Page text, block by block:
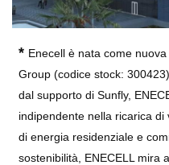
* Enecell è nata come
Group (codice stock:
dal supporto di Sunfly,
indipendente nella ricarica
di energia residenziale e
sostenibilità, ENECELL mira